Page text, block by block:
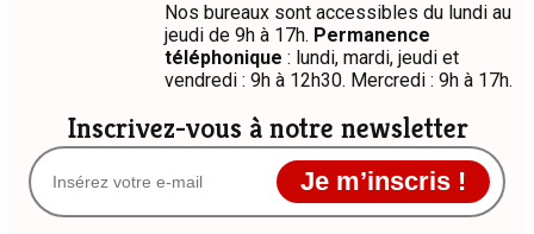
Inscrivez-vous à notre newsletter
Je m’inscris !
Nos bureaux sont accessibles du lundi au
jeudi de 9h à 17h. Permanence
téléphonique : lundi, mardi, jeudi et
vendredi : 9h à 12h30. Mercredi : 9h à 17h.